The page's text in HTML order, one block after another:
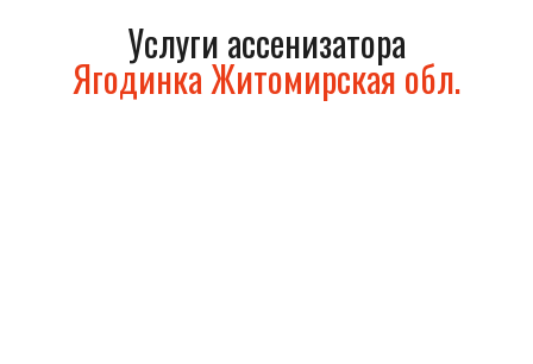
Услуги ассенизатора
Ягодинка Житомирская обл.